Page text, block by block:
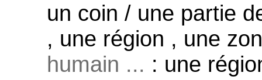
un coin / une partie
, une région , une
humain ... : une